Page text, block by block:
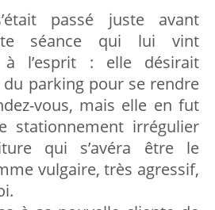
passé juste avant
séance qui lui vint
à l’esprit : elle désirait
parking pour se rendre
vous, mais elle en fut
stationnement irrégulier
qui s’avéra être le
vulgaire, très agressif,